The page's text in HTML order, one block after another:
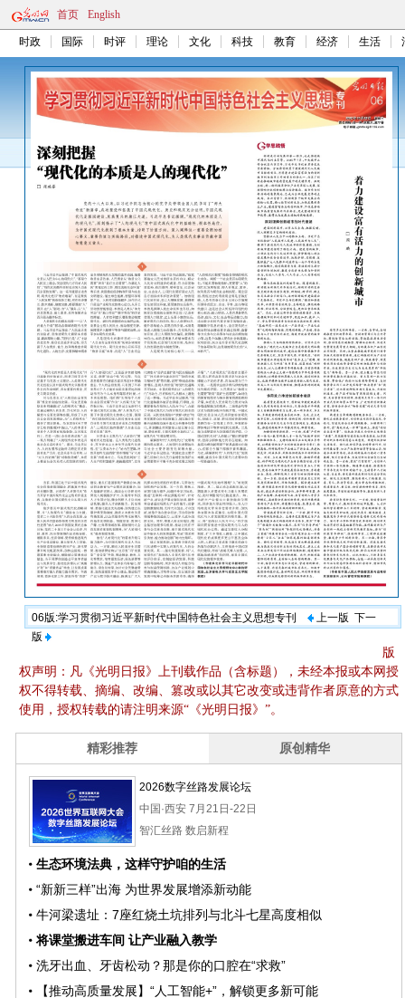
首页 English
时政 国际 时评 理论 文化 科技 教育 经济 生活
06版:学习贯彻习近平新时代中国特色社会主义思想专刊 上一版 下一
版
版
权声明：凡《光明日报》上刊载作品（含标题），未经本报或本网授
权不得转载、摘编、改编、篡改或以其它改变或违背作者原意的方式
使用，授权转载的请注明来源“《光明日报》”。